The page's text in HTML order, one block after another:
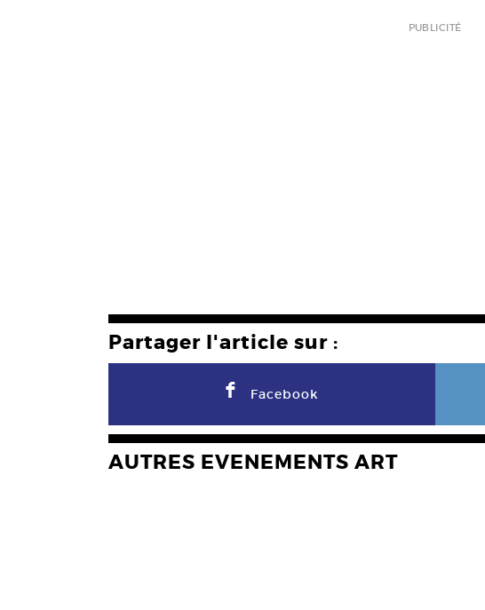
PUBLICITÉ
Partager l'article sur :
F Facebook
AUTRES EVENEMENTS ART